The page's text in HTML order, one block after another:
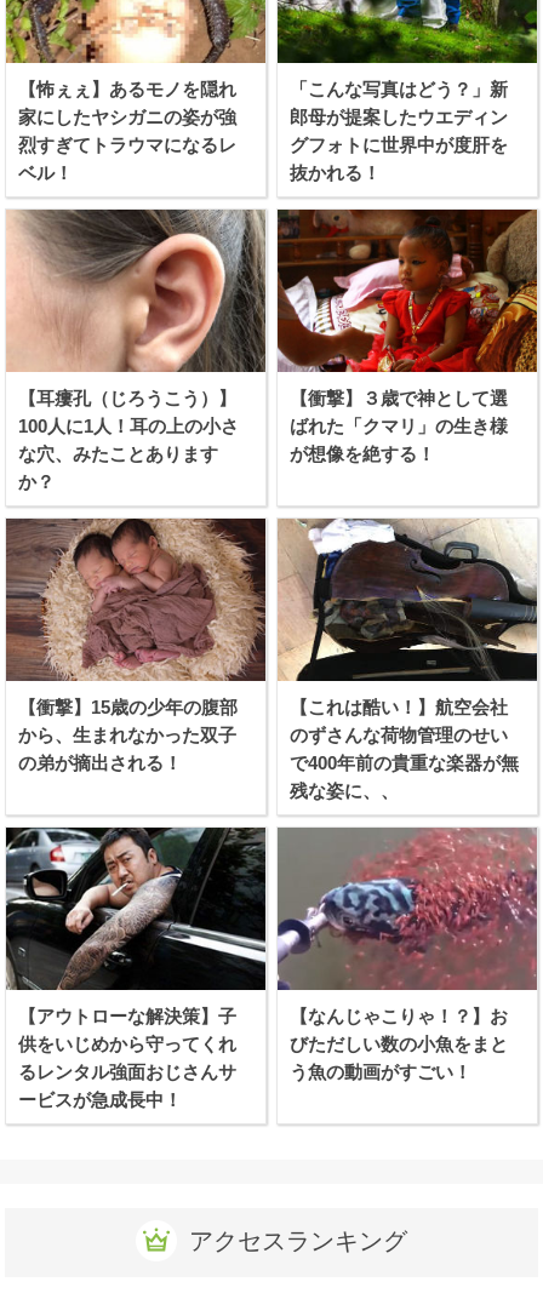
【怖ぇぇ】あるモノを隠れ
家にしたヤシガニの姿が強
烈すぎてトラウマになるレ
ベル！
「こんな写真はどう？」新
郎母が提案したウエディン
グフォトに世界中が度肝を
抜かれる！
【耳瘻孔（じろうこう）】
100人に1人！耳の上の小さ
な穴、みたことあります
か？
【衝撃】３歳で神として選
ばれた「クマリ」の生き様
が想像を絶する！
【衝撃】15歳の少年の腹部
から、生まれなかった双子
の弟が摘出される！
【これは酷い！】航空会社
のずさんな荷物管理のせい
で400年前の貴重な楽器が無
残な姿に、、
【アウトローな解決策】子
供をいじめから守ってくれ
るレンタル強面おじさんサ
ービスが急成長中！
【なんじゃこりゃ！？】お
びただしい数の小魚をまと
う魚の動画がすごい！
アクセスランキング